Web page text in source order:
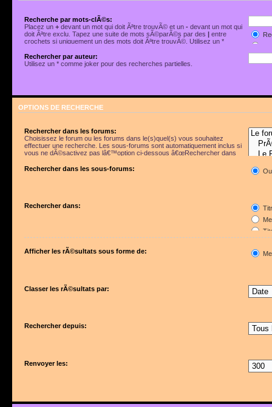
Recherche par mots-clÃ©s:
Placez un+ devant un mot qui doit Ãªtre trouvÃ© et un- devant un mot qui
doit Ãªtre exclu. Tapez une suite de mots sÃ©parÃ©s par des| entre
crochets si uniquement un des mots doit Ãªtre trouvÃ©. Utilisez un *
Rechercher par auteur:
Utilisez un * comme joker pour des recherches partielles.
OPTIONS DE RECHERCHE
Rechercher dans les forums:
Choisissez le forum ou les forums dans le(s)quel(s) vous souhaitez
effectuer une recherche. Les sous-forums sont automatiquement inclus si
vous ne dÃ©sactivez pas lâ€™option ci-dessous â€œRechercher dans
Rechercher dans les sous-forums:
Rechercher dans:
Afficher les rÃ©sultats sous forme de:
Classer les rÃ©sultats par:
Rechercher depuis:
Renvoyer les: